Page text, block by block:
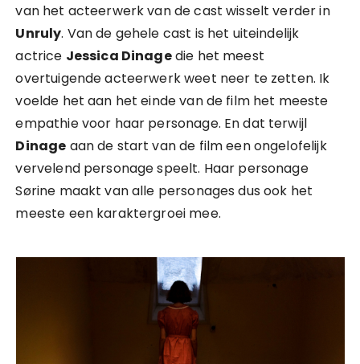
van het acteerwerk van de cast wisselt verder in
Unruly. Van de gehele cast is het uiteindelijk
actrice Jessica Dinagedie het meest
overtuigende acteerwerk weet neer te zetten. Ik
voelde het aan het einde van de film het meeste
empathie voor haar personage. En dat terwijl
Dinage aan de start van de film een ongelofelijk
vervelend personage speelt. Haar personage
Sørine maakt van alle personages dus ook het
meeste een karaktergroei mee.